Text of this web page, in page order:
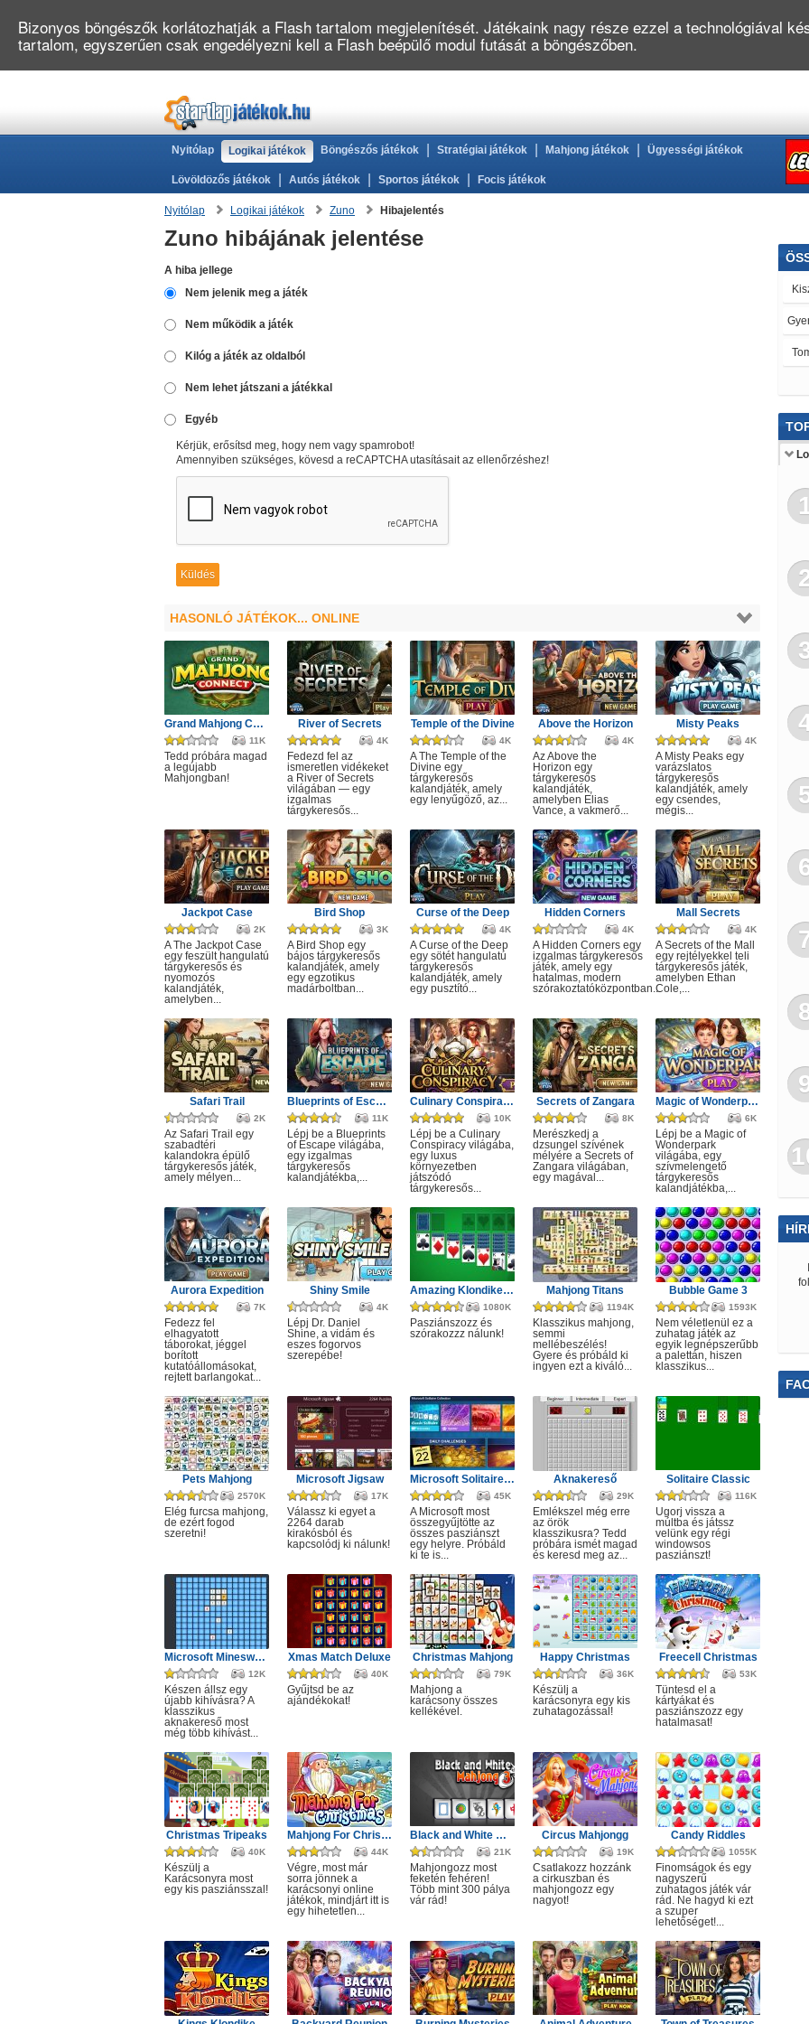
Nyitólap Logikai játékok Böngészős játékok Stratégiai játékok Mahjong játékok Ügyességi játékok
Lövöldözős játékok Autós játékok Sportos játékok Focis játékok
Nyitólap Logikai játékok Zuno Hibajelentés
Zuno hibájának jelentése
A hiba jellege
Nem jelenik meg a játék
Nem működik a játék
Kilóg a játék az oldalból
Nem lehet játszani a játékkal
Egyéb
Kérjük, erősítsd meg, hogy nem vagy spamrobot!
Amennyiben szükséges, kövesd a reCAPTCHA utasításait az ellenőrzéshez!
HASONLÓ JÁTÉKOK... ONLINE
Grand Mahjong Connect
11K
Tedd próbára magad
a legújabb
Mahjongban!
River of Secrets
4K
Fedezd fel az
ismeretlen vidékeket
a River of Secrets
világában — egy
izgalmas
tárgykeresős...
Temple of the Divine
4K
A The Temple of the
Divine egy
tárgykeresős
kalandjáték, amely
egy lenyűgöző, az...
Above the Horizon
4K
Az Above the
Horizon egy
tárgykeresős
kalandjáték,
amelyben Elias
Vance, a vakmerő...
Misty Peaks
4K
A Misty Peaks egy
varázslatos
tárgykeresős
kalandjáték, amely
egy csendes,
mégis...
Jackpot Case
2K
A The Jackpot Case
egy feszült hangulatú
tárgykeresős és
nyomozós
kalandjáték,
amelyben...
Bird Shop
3K
A Bird Shop egy
bájos tárgykeresős
kalandjáték, amely
egy egzotikus
madárboltban...
Curse of the Deep
4K
A Curse of the Deep
egy sötét hangulatú
tárgykeresős
kalandjáték, amely
egy pusztító...
Hidden Corners
4K
A Hidden Corners egy
izgalmas tárgykeresős
játék, amely egy
hatalmas, modern
szórakoztatóközpontban...
Mall Secrets
4K
A Secrets of the Mall
egy rejtélyekkel teli
tárgykeresős játék,
amelyben Ethan
Cole,...
Safari Trail
2K
Az Safari Trail egy
szabadtéri
kalandokra épülő
tárgykeresős játék,
amely mélyen...
Blueprints of Escape
11K
Lépj be a Blueprints
of Escape világába,
egy izgalmas
tárgykeresős
kalandjátékba,...
Culinary Conspiracy
10K
Lépj be a Culinary
Conspiracy világába,
egy luxus
környezetben
játszódó
tárgykeresős...
Secrets of Zangara
8K
Merészkedj a
dzsungel szívének
mélyére a Secrets of
Zangara világában,
egy magával...
Magic of Wonderpark
6K
Lépj be a Magic of
Wonderpark
világába, egy
szívmelengető
tárgykeresős
kalandjátékba,...
Aurora Expedition
7K
Fedezz fel
elhagyatott
táborokat, jéggel
borított
kutatóállomásokat,
rejtett barlangokat...
Shiny Smile
4K
Lépj Dr. Daniel
Shine, a vidám és
eszes fogorvos
szerepébe!
Amazing Klondike Solitaire
1080K
Pasziánszozz és
szórakozzz nálunk!
Mahjong Titans
1194K
Klasszikus mahjong,
semmi
mellébeszélés!
Gyere és próbáld ki
ingyen ezt a kiváló...
Bubble Game 3
1593K
Nem véletlenül ez a
zuhatag játék az
egyik legnépszerűbb
a palettán, hiszen
klasszikus...
Pets Mahjong
2570K
Elég furcsa mahjong,
de ezért fogod
szeretni!
Microsoft Jigsaw
17K
Válassz ki egyet a
2264 darab
kirakósból és
kapcsolódj ki nálunk!
Microsoft Solitaire Collection
45K
A Microsoft most
összegyűjtötte az
összes pasziánszt
egy helyre. Próbáld
ki te is...
Aknakereső
29K
Emlékszel még erre
az örök
klasszikusra? Tedd
próbára ismét magad
és keresd meg az...
Solitaire Classic
116K
Ugorj vissza a
múltba és játssz
velünk egy régi
windowsos
pasziánszt!
Microsoft Minesweeper
12K
Készen állsz egy
újabb kihívásra? A
klasszikus
aknakereső most
még több kihívást...
Xmas Match Deluxe
40K
Gyűjtsd be az
ajándékokat!
Christmas Mahjong
79K
Mahjong a
karácsony összes
kellékével.
Happy Christmas
36K
Készülj a
karácsonyra egy kis
zuhatagozással!
Freecell Christmas
53K
Tüntesd el a
kártyákat és
pasziánszozz egy
hatalmasat!
Christmas Tripeaks
40K
Készülj a
Karácsonyra most
egy kis pasziánsszal!
Mahjong For Christmas
44K
Végre, most már
sorra jönnek a
karácsonyi online
játékok, mindjárt itt is
egy hihetetlen...
Black and White Mahjong 3
21K
Mahjongozz most
feketén fehéren!
Több mint 300 pálya
vár rád!
Circus Mahjongg
19K
Csatlakozz hozzánk
a cirkuszban és
mahjongozz egy
nagyot!
Candy Riddles
1055K
Finomságok és egy
nagyszerű
zuhatagos játék vár
rád. Ne hagyd ki ezt
a szuper
lehetőséget!...
Bizonyos böngészők korlátozhatják a Flash tartalom megjelenítését. Játékaink nagy része ezzel a technológiával
tartalom, egyszerűen csak engedélyezni kell a Flash beépülő modul futását a böngészőben.